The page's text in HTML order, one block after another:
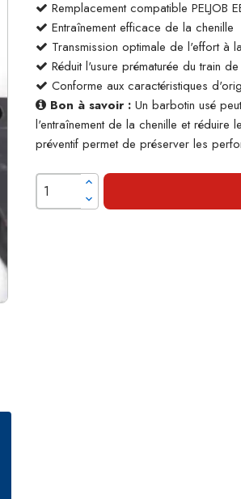
Remplacement compatible PELJOB
Entraînement efficace de la chenille
Transmission optimale de l'effort à
Réduit l'usure prématurée du train
Conforme aux caractéristiques
Bon à savoir : Un barbotin usé
l'entraînement de la chenille et réduire
préventif permet de préserver les